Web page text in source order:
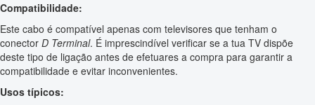
Compatibilidade:
Este cabo é compatível apenas com televisores que tenham o
conector D Terminal. É imprescindível verificar se a tua TV dispõe
deste tipo de ligação antes de efetuares a compra para garantir a
compatibilidade e evitar inconvenientes.
Usos típicos: